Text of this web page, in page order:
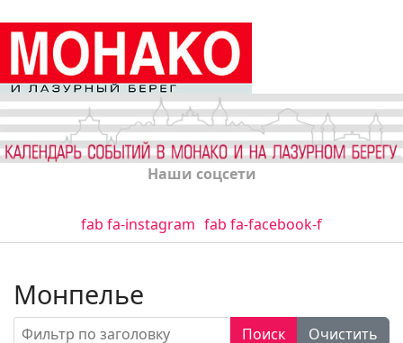
Наши соцсети
fab fa-instagram fab fa-facebook-f
Монпелье
Фильтр по заголовку Поиск
Очистить